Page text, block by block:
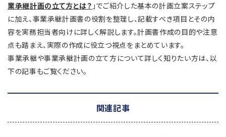
業承継計画の立て方とは？ 」でご紹介した基本の計画立案ステップ
に加え、事業承継計画書の役割を整理し、記載すべき項目とその内
容を実務担当者向けに詳しく解説します。計画書作成の目的や注意
点も踏まえ、実際の作成に役立つ視点をまとめています。
事業承継や事業承継計画の立て方について詳しく知りたい方は、以
下の記事もご覧ください。
関連記事